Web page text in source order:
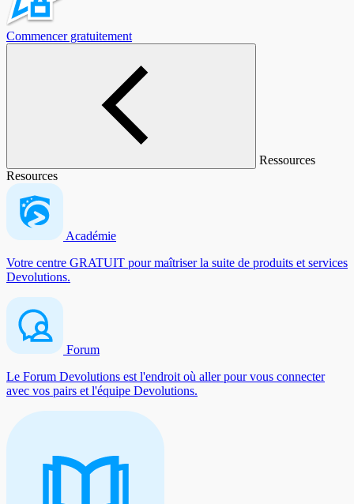
Commencer gratuitement
Ressources
Resources
Académie
Votre centre GRATUIT pour maîtriser la suite de produits et services
Devolutions.
Forum
Le Forum Devolutions est l'endroit où aller pour vous connecter
avec vos pairs et l'équipe Devolutions.